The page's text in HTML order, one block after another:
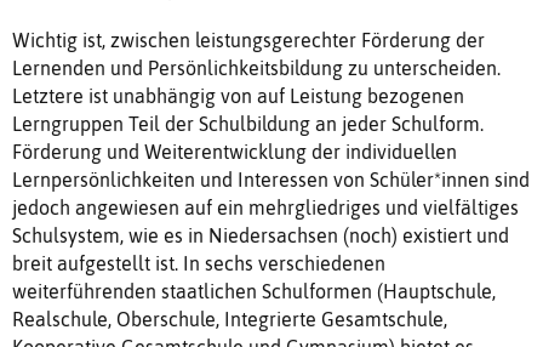
Wichtig ist, zwischen leistungsgerechter Förderung der
Lernenden und Persönlichkeitsbildung zu unterscheiden.
Letztere ist unabhängig von auf Leistung bezogenen
Lerngruppen Teil der Schulbildung an jeder Schulform.
Förderung und Weiterentwicklung der individuellen
Lernpersönlichkeiten und Interessen von Schüler*innen sind
jedoch angewiesen auf ein mehrgliedriges und vielfältiges
Schulsystem, wie es in Niedersachsen (noch) existiert und
breit aufgestellt ist. In sechs verschiedenen
weiterführenden staatlichen Schulformen (Hauptschule,
Realschule, Oberschule, Integrierte Gesamtschule,